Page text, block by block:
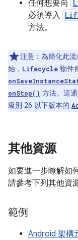
任何想要向
必須導入
方法。
注意： 為簡化此
始， Lifecycle 物件
onStop() 方法。這
級別 26 以下版本的
其他資源
如要進一步瞭解如
請參考下列其他資源
範例
Android 架構